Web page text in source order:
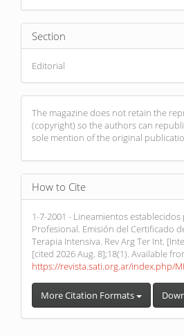
Section
Editorial
The magazine does not retain the
(copyright) so the authors can
sole mention of the original
How to Cite
1-7-2001 - Lineamientos
Profesional. Emisión del Certificado
Terapia Intensiva. Rev Arg Ter Int.
[cited 2026 Aug. 8];18(1). Available
https://revista.sati.org.ar/index.php/
More Citation Formats